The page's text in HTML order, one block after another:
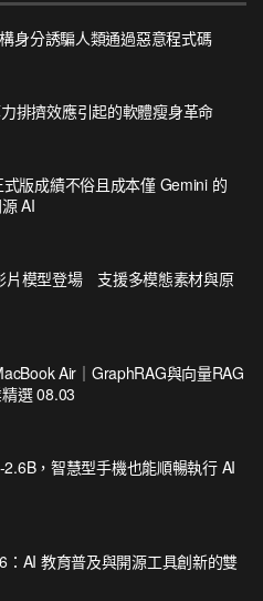
身分誘騙人類通過惡意程式碼
排擠效應引起的軟體瘦身革命
版成績不俗且成本僅 Gemini 的
AI
片模型登場 支援多模態素材與原
Air｜GraphRAG與向量RAG
選 08.03
，智慧型手機也能順暢執行 AI
：AI 教育普及與開源工具創新的雙